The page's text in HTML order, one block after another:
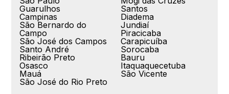
Guarulhos
Campinas
São Bernardo do
Campo
São José dos Campos
Santo André
Ribeirão Preto
Osasco
Mauá
São José do Rio Preto
Santos
Diadema
Jundiaí
Piracicaba
Carapicuíba
Sorocaba
Bauru
Itaquaquecetuba
São Vicente